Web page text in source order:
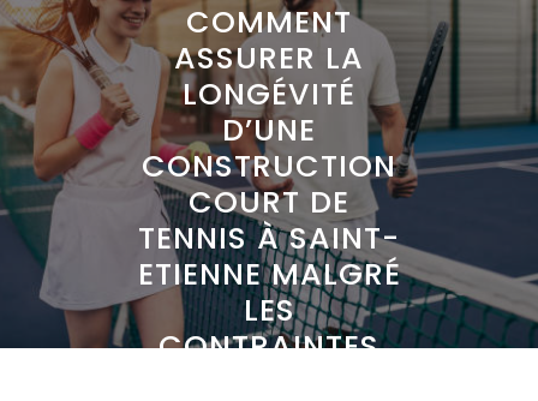
COMMENT
ASSURER LA
LONGÉVITÉ
D’UNE
CONSTRUCTION
COURT DE
TENNIS À SAINT-
ETIENNE MALGRÉ
LES
CONTRAINTES